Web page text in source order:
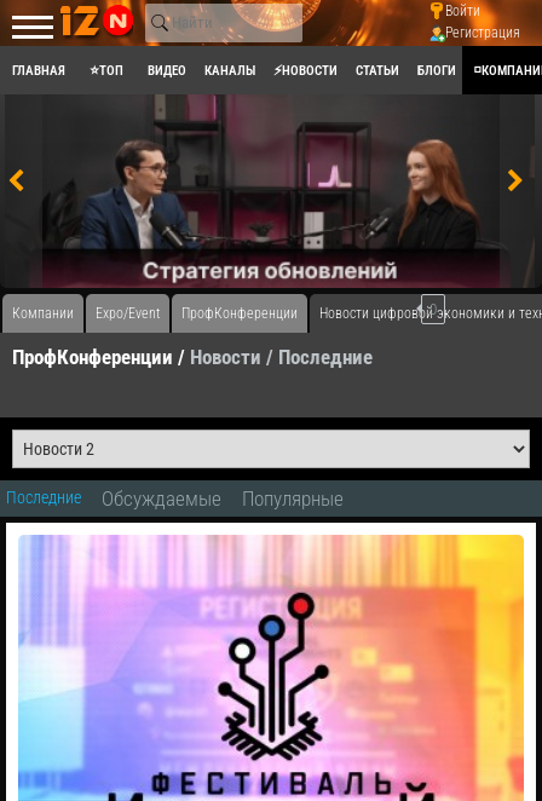
Войти
Регистрация
ГЛАВНАЯ ⭐ТОП ВИДЕО КАНАЛЫ ⚡НОВОСТИ СТАТЬИ БЛОГИ
Компании Expo/Event ПрофКонференции Новости цифровой экономики и
ПрофКонференции / Новости / Последние
0
Последние Обсуждаемые Популярные